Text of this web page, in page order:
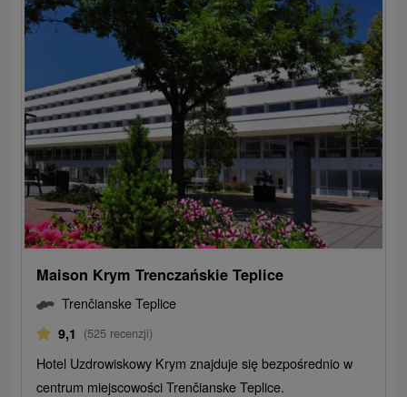
Maison Krym Trenczańskie Teplice
Trenčianske Teplice
9,1 (525 recenzji)
Hotel Uzdrowiskowy Krym znajduje się bezpośrednio w
centrum miejscowości Trenčianske Teplice.